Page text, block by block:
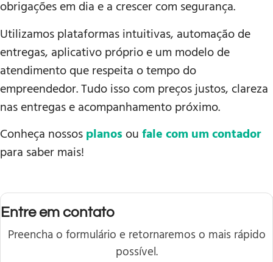
obrigações em dia e a crescer com segurança.
Utilizamos plataformas intuitivas, automação de
entregas, aplicativo próprio e um modelo de
atendimento que respeita o tempo do
empreendedor. Tudo isso com preços justos, clareza
nas entregas e acompanhamento próximo.
Conheça nossosplanosoufale com um contador
para saber mais!
Entre em contato
Preencha o formulário e retornaremos o mais rápido
possível.